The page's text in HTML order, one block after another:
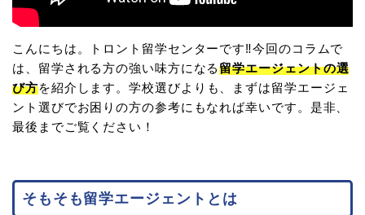
こんにちは。トロント留学センターです‼今回のコラムで
は、留学される方の強い味方になる留学エージェントの選
び方を紹介します。学校選びよりも、まずは留学エージェ
ント選びでお困りの方の参考にもなれば幸いです。是非、
最後までご覧ください！
そもそも留学エージェントとは